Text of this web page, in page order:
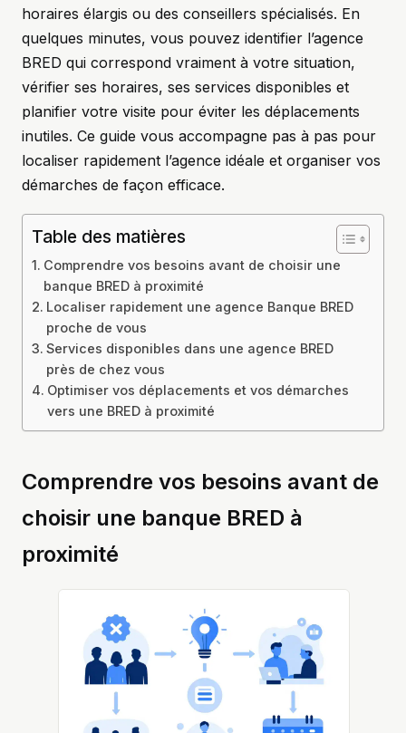
horaires élargis ou des conseillers spécialisés. En
quelques minutes, vous pouvez identifier l’agence
BRED qui correspond vraiment à votre situation,
vérifier ses horaires, ses services disponibles et
planifier votre visite pour éviter les déplacements
inutiles. Ce guide vous accompagne pas à pas pour
localiser rapidement l’agence idéale et organiser vos
démarches de façon efficace.
Table des matières
Comprendre vos besoins avant de choisir une
banque BRED à proximité
Localiser rapidement une agence Banque BRED
proche de vous
Services disponibles dans une agence BRED
près de chez vous
Optimiser vos déplacements et vos démarches
vers une BRED à proximité
Comprendre vos besoins avant de
choisir une banque BRED à
proximité